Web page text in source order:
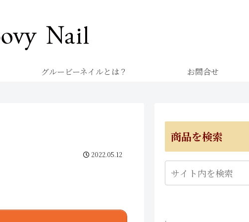
グルービーネイルとは？ お問合せ
2022.05.12
商品を検索